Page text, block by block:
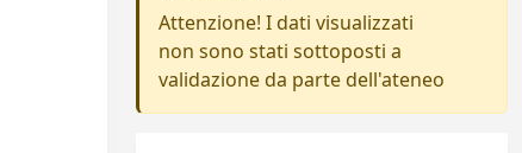
Attenzione! I dati visualizzati
non sono stati sottoposti a
validazione da parte dell'ateneo